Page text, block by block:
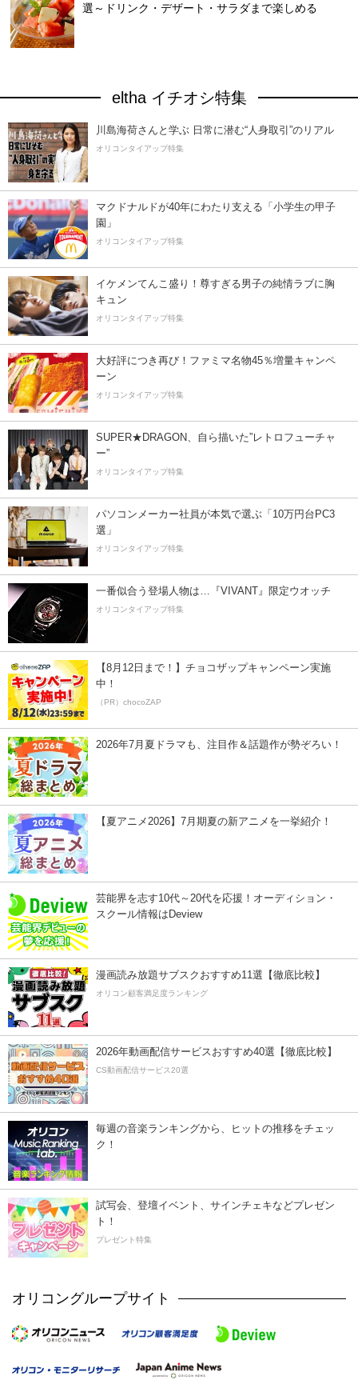
選～ドリンク・デザート・サラダまで楽しめる
eltha イチオシ特集
川島海荷さんと学ぶ 日常に潜む“人身取引”のリアル
オリコンタイアップ特集
マクドナルドが40年にわたり支える「小学生の甲子
園」
オリコンタイアップ特集
イケメンてんこ盛り！尊すぎる男子の純情ラブに胸
キュン
オリコンタイアップ特集
大好評につき再び！ファミマ名物45％増量キャンペ
ーン
オリコンタイアップ特集
SUPER★DRAGON、自ら描いた”レトロフューチャ
ー”
オリコンタイアップ特集
パソコンメーカー社員が本気で選ぶ「10万円台PC3
選」
オリコンタイアップ特集
一番似合う登場人物は…『VIVANT』限定ウオッチ
オリコンタイアップ特集
【8月12日まで！】チョコザップキャンペーン実施
中！
（PR）chocoZAP
2026年7月夏ドラマも、注目作＆話題作が勢ぞろい！
【夏アニメ2026】7月期夏の新アニメを一挙紹介！
芸能界を志す10代～20代を応援！オーディション・
スクール情報はDeview
漫画読み放題サブスクおすすめ11選【徹底比較】
オリコン顧客満足度ランキング
2026年動画配信サービスおすすめ40選【徹底比較】
CS動画配信サービス20選
毎週の音楽ランキングから、ヒットの推移をチェッ
ク！
試写会、登壇イベント、サインチェキなどプレゼン
ト！
プレゼント特集
オリコングループサイト